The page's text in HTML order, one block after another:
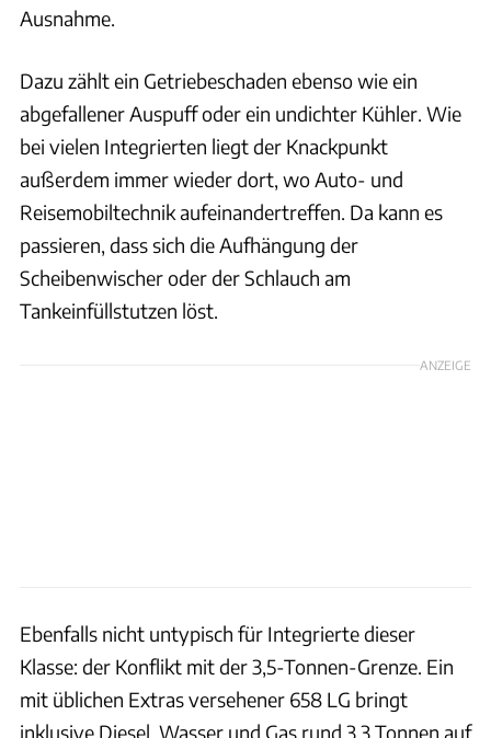
Ausnahme.
Dazu zählt ein Getriebeschaden ebenso wie ein
abgefallener Auspuff oder ein undichter Kühler. Wie
bei vielen Integrierten liegt der Knackpunkt
außerdem immer wieder dort, wo Auto- und
Reisemobiltechnik aufeinandertreffen. Da kann es
passieren, dass sich die Aufhängung der
Scheibenwischer oder der Schlauch am
Tankeinfüllstutzen löst.
ANZEIGE
Ebenfalls nicht untypisch für Integrierte dieser
Klasse: der Konflikt mit der 3,5-Tonnen-Grenze. Ein
mit üblichen Extras versehener 658 LG bringt
inklusive Diesel, Wasser und Gas rund 3,3 Tonnen auf